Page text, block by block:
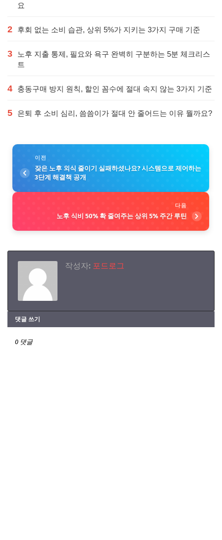
요
2 후회 없는 소비 습관, 상위 5%가 지키는 3가지 구매 기준
3
노후 지출 통제, 필요와 욕구 완벽히 구분하는 5분 체크리스
트
4 충동구매 방지 원칙, 할인 꼼수에 절대 속지 않는 3가지 기준
5 은퇴 후 소비 심리, 씀씀이가 절대 안 줄어드는 이유 뭘까요?
이전
잦은 노후 외식 줄이기 실패하셨나요? 시스템으로 제어하는
3단계 해결책 공개
다음
노후 식비 50% 확 줄여주는 상위 5% 주간 루틴
작성자: 포드로그
댓글 쓰기
0 댓글